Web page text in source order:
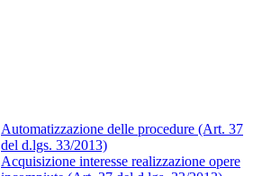
Automatizzazione delle procedure (Art. 37
del d.lgs. 33/2013)
Acquisizione interesse realizzazione opere